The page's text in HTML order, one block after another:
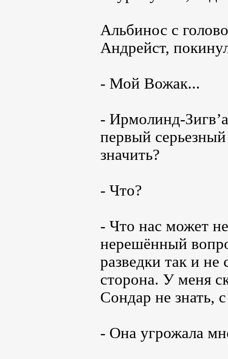
Альбинос с
Андрейст,
- Мой Вожак...
- Ирмолинд-
первый
значить?
- Что?
- Что нас может
нерешённый
разведки так и не
сторона. У меня
Сондар не знать,
- Она угрожала